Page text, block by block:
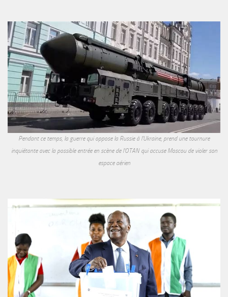
Pendant ce temps, la guerre qui oppose la Russie à l'Ukraine, prend une tournure
inquiétante avec la possible entrée en scène de l'OTAN qui accuse Moscou de violer son
espace aérien